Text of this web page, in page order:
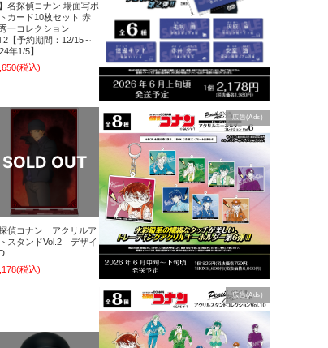
広告(Ads)
広告(Ads)
名探偵コナン 場面写ポ
カード10枚セット 赤
一コレクション
【予約期間：12/15～
年1/5】
(税込)
偵コナン アクリルア
スタンドVol.2 デザイ
(税込)